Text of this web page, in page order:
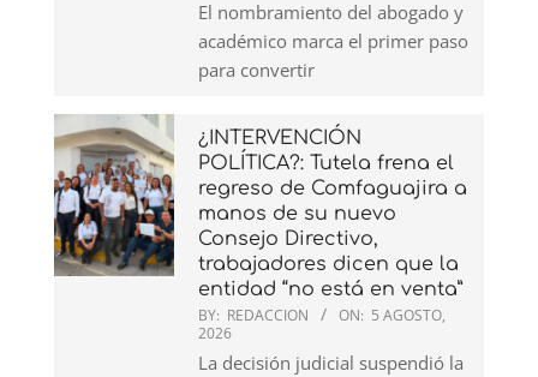
El nombramiento del abogado y
académico marca el primer paso
para convertir
¿INTERVENCIÓN
POLÍTICA?: Tutela frena el
regreso de Comfaguajira a
manos de su nuevo
Consejo Directivo,
trabajadores dicen que la
entidad “no está en venta”
BY: REDACCION ON: 5 AGOSTO,
2026
La decisión judicial suspendió la